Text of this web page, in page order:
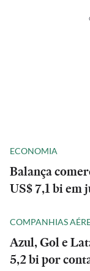
ECONOMIA
Balança
US$ 7,1 bi em
COMPANHIAS
Azul, Gol e
5,2 bi por